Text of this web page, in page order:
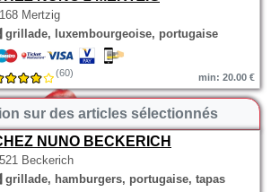
Mertzig
grillade, luxembourgeoise, portugaise
(60) min: 20.00 €
sur des articles sélectionnés
NUNO BECKERICH
Beckerich
grillade, hamburgers, portugaise, tapas